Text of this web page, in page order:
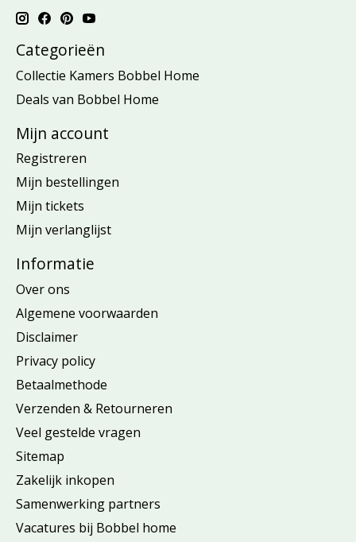
Categorieën
Collectie Kamers Bobbel Home
Deals van Bobbel Home
Mijn account
Registreren
Mijn bestellingen
Mijn tickets
Mijn verlanglijst
Informatie
Over ons
Algemene voorwaarden
Disclaimer
Privacy policy
Betaalmethode
Verzenden & Retourneren
Veel gestelde vragen
Sitemap
Zakelijk inkopen
Samenwerking partners
Vacatures bij Bobbel home